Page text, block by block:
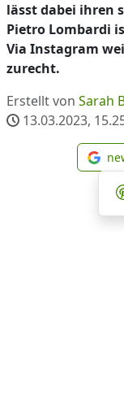
lässt dabei ihren
Pietro Lombardi
Via Instagram
zurecht.
Erstellt von Sarah
13.03.2023,